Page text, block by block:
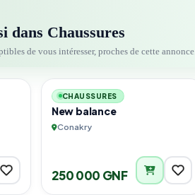
dans Chaussures
de vous intéresser, proches de cette annonce.
CHAUSSURES
New balance
Conakry
250 000 GNF
4 3